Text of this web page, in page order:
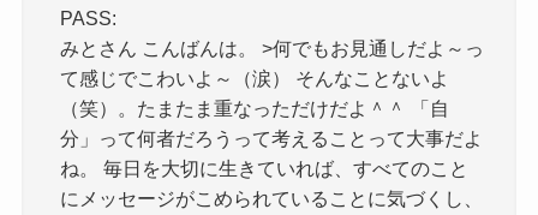
PASS:
みとさん こんばんは。 >何でもお見通しだよ～っ
て感じでこわいよ～（涙） そんなことないよ
（笑）。たまたま重なっただけだよ＾＾ 「自
分」って何者だろうって考えることって大事だよ
ね。 毎日を大切に生きていれば、すべてのこと
にメッセージがこめられていることに気づくし、